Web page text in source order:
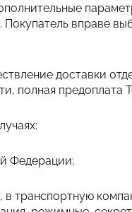
вправе
доставки
полная предоплата
Федерации;
в транспортную